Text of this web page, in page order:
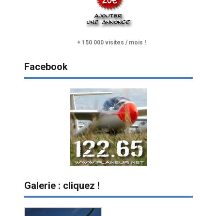
+ 150 000 visites / mois !
Facebook
Galerie : cliquez !